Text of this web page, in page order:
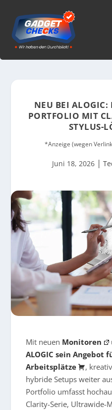
NEU BEI ALOGIC:
PORTFOLIO MIT
STYLUS-
*Anzeige (wegen
Juni 18, 2026 |
Mit neuen Monitoren
ALOGIC sein Angebot
Arbeitsplätze
,
hybride Setups weiter
Portfolio umfasst
Clarity-Serie, Ultrawide-